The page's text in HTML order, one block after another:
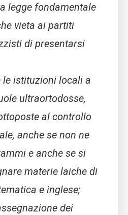
legge fondamentale
vieta ai partiti
di presentarsi
istituzioni locali a
ultraortodosse,
al controllo
anche se non ne
e anche se si
materie laiche di
e inglese;
dei